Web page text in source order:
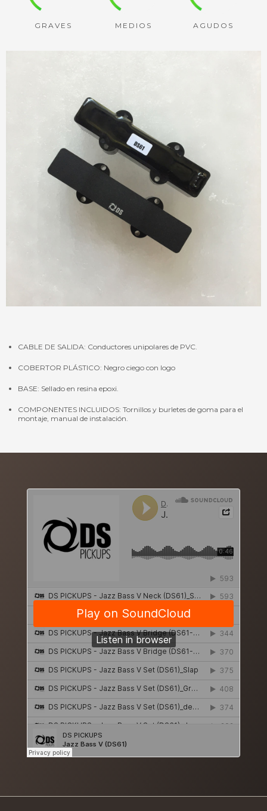
GRAVES MEDIOS AGUDOS
CABLE DE SALIDA: Conductores unipolares de PVC.
COBERTOR PLÁSTICO: Negro ciego con logo
BASE: Sellado en resina epoxi.
COMPONENTES INCLUIDOS: Tornillos y burletes de goma para el
montaje, manual de instalación.